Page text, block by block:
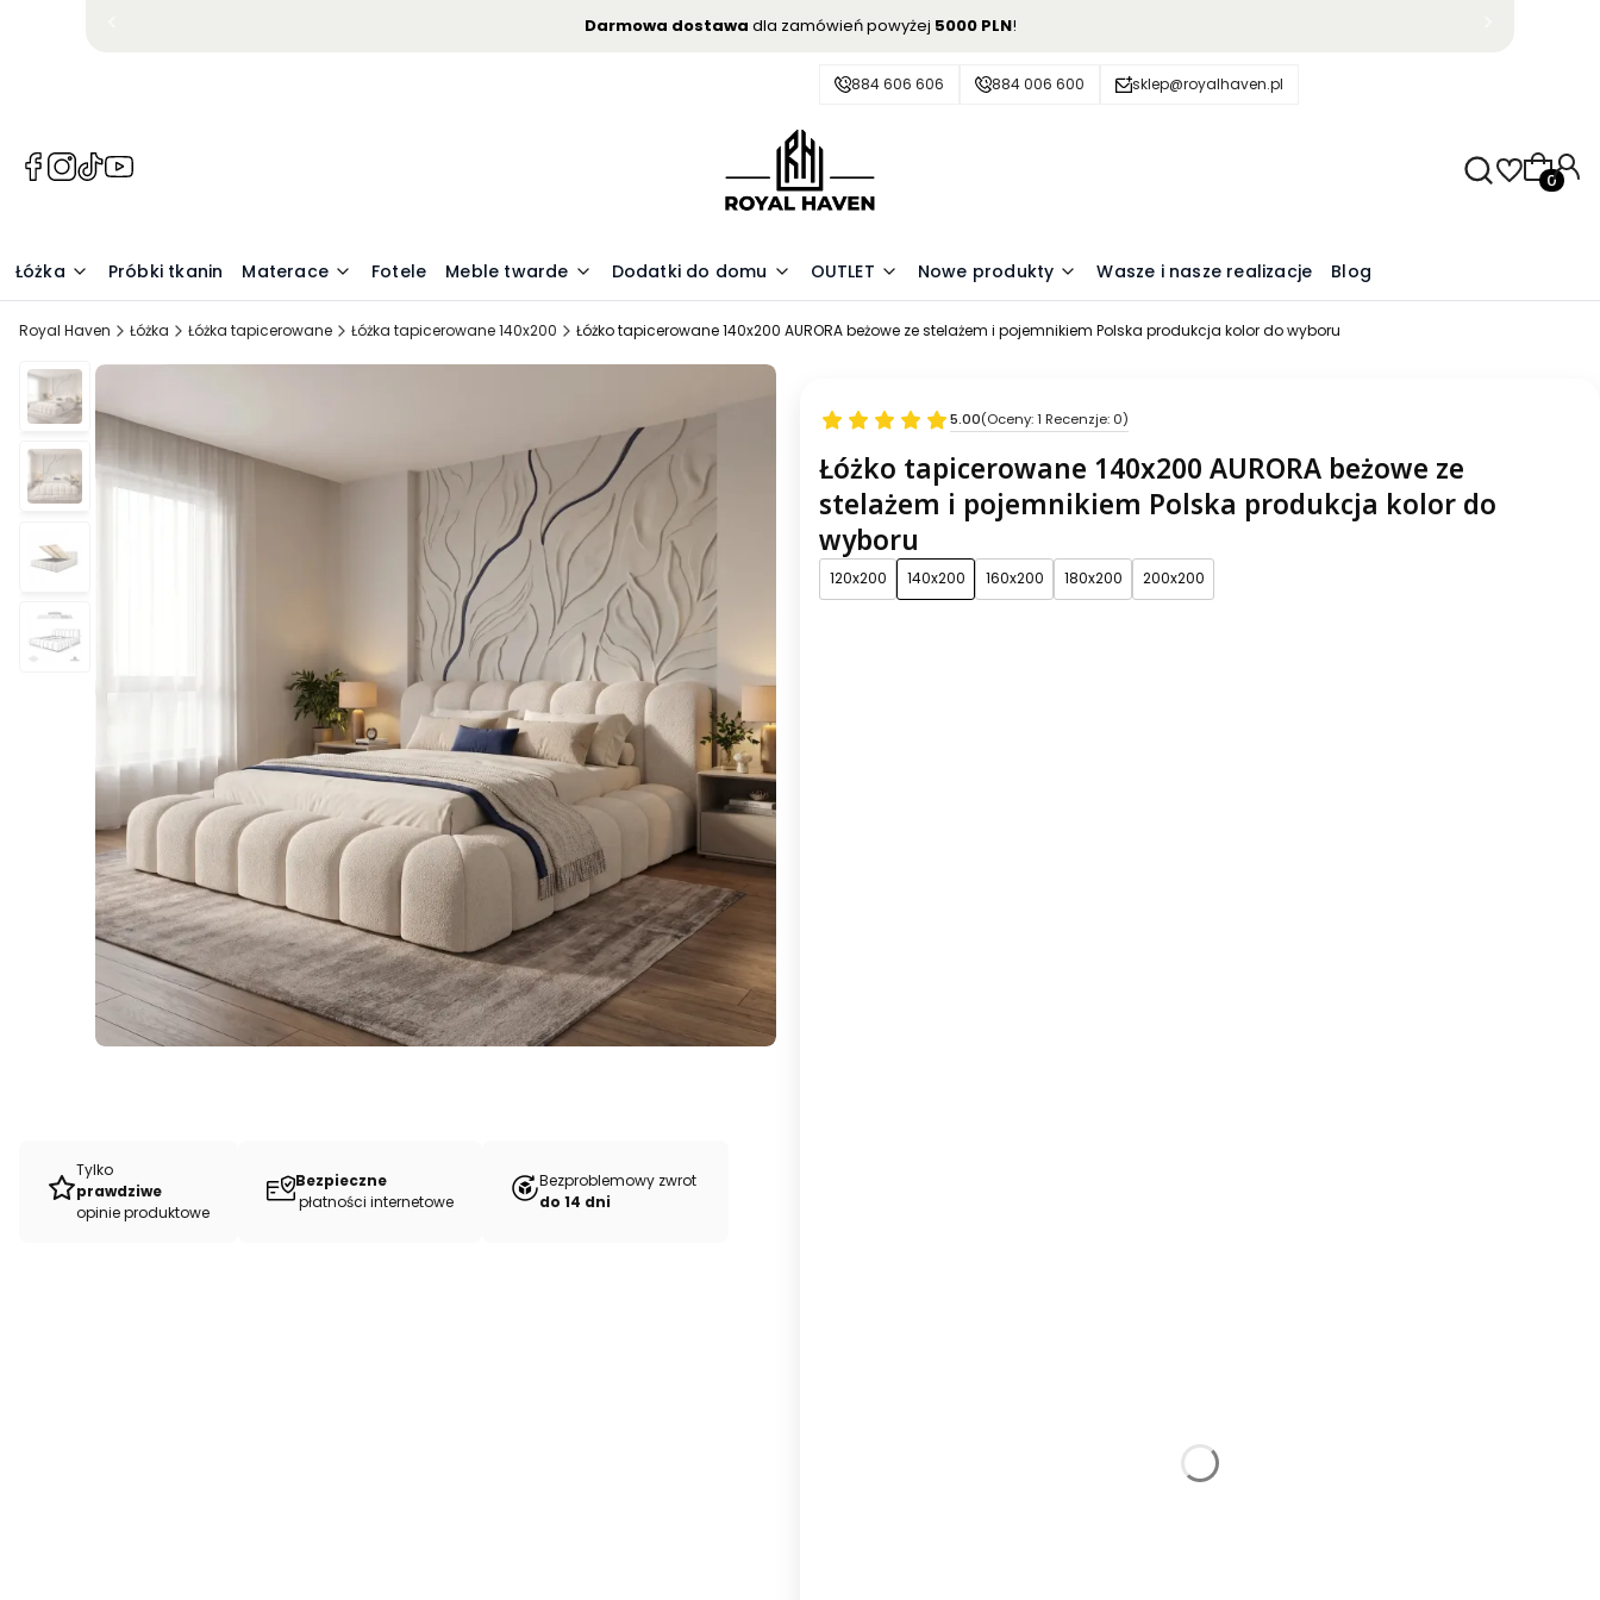
Darmowa dostawa dla zamówień powyżej 5000 PLN!
884 606 606 884 006 600 sklep@royalhaven.pl
(Otwiera
karcie)
(Otwiera
karcie)
(Otwiera
karcie)
(Otwiera
karcie)
Łóżka Próbki tkanin Materace Fotele Meble twarde Dodatki do domu OUTLET Nowe produkty Wasze i nasze realizacje Blog
Royal Haven Łóżka Łóżka tapicerowane Łóżka tapicerowane 140x200 Łóżko tapicerowane 140x200 AURORA beżowe ze stelażem i pojemnikiem Polska produkcja kolor do wyboru
Tylko
prawdziwe
opinie produktowe
Bezpieczne
płatności internetowe
Bezproblemowy zwrot
do 14 dni
5.00(Oceny: 1 Recenzje: 0)
Łóżko tapicerowane 140x200 AURORA beżowe ze
stelażem i pojemnikiem Polska produkcja kolor do
wyboru
120x200 140x200 160x200 180x200 200x200